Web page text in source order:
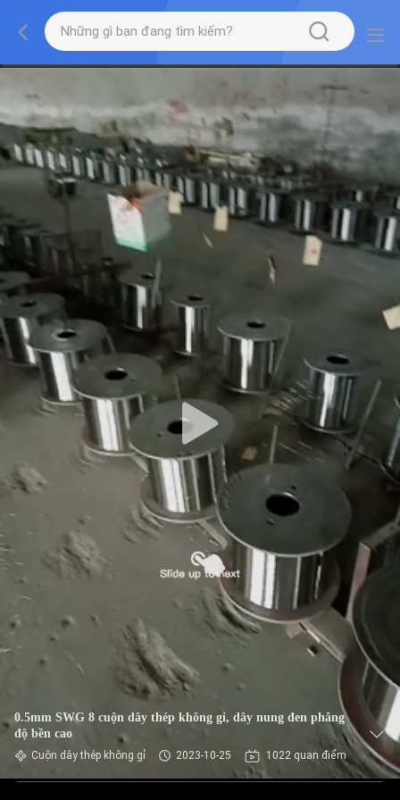
0.5mm SWG 8 cuộn dây thép không gỉ, dây nung đen phẳng
độ bền cao
Cuộn dây thép không gỉ 2023-10-25 1022 quan điểm